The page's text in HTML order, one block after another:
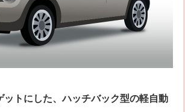
ットにした、ハッチバック型の軽自動